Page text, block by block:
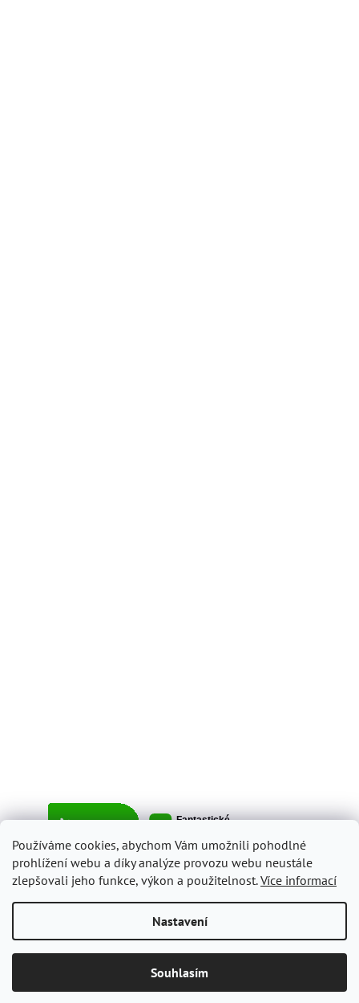
Používáme cookies, abychom Vám umožnili pohodlné
prohlížení webu a díky analýze provozu webu neustále
zlepšovali jeho funkce, výkon a použitelnost.Více informací
Nastavení
Souhlasím
Copyright 2026ItalyShop.cz. Všechna práva vyhrazena.Upravit
nastavení cookies